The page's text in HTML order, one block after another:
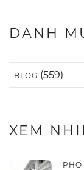
DANH
BLOG (559)
XEM